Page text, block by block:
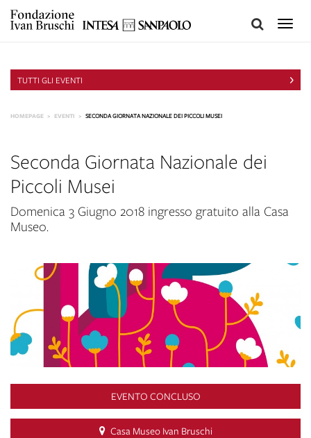
Toggle
TUTTI GLI EVENTI
HOMEPAGE EVENTI SECONDA GIORNATA NAZIONALE DEI PICCOLI MUSEI
Seconda Giornata Nazionale dei
Piccoli Musei
Domenica 3 Giugno 2018 ingresso gratuito alla Casa
Museo.
EVENTO CONCLUSO
Casa Museo Ivan Bruschi